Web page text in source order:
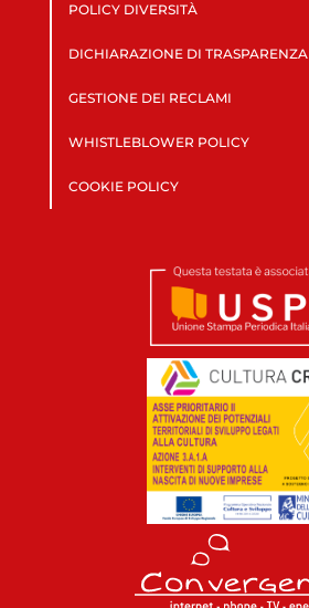
POLICY DIVERSITÀ
DICHIARAZIONE DI TRASPARENZA
GESTIONE DEI RECLAMI
WHISTLEBLOWER POLICY
COOKIE POLICY